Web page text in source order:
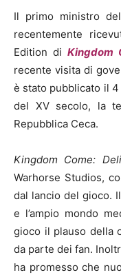
Il primo ministro
recentemente
Edition diKingdom
recente visita di
è stato pubblicato il
del XV secolo, la
Repubblica Ceca.
Kingdom Come:
Warhorse Studios,
dal lancio del gioco.
e l’ampio mondo
gioco il plauso della
da parte dei fan.
ha promesso che